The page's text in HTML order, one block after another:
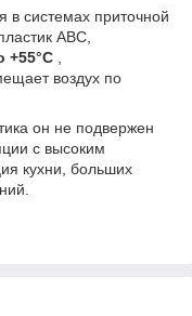
в системах приточной
АВС,
+55°С
воздух по
он не подвержен
с высоким
кухни, больших